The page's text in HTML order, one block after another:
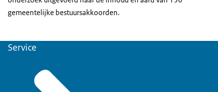
gemeentelijke bestuursakkoorden.
Service